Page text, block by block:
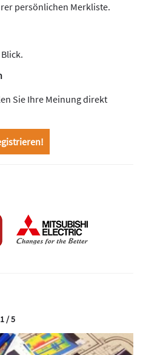
persönlichen Merkliste.
Sie Ihre Meinung direkt
1 / 5